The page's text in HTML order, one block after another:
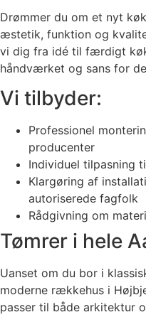
Drømmer du om et nyt
æstetik, funktion og
vi dig fra idé til færdigt
håndværket og sans for
Vi tilbyder:
Professionel
producenter
Individuel tilpasning
Klargøring af
autoriserede fagfolk
Rådgivning om
Tømrer i hele
Uanset om du bor i
moderne rækkehus i
passer til både arkitektur